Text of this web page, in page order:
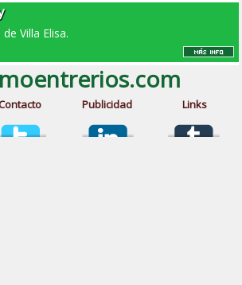
Villa Elisa.
Publicidad Links